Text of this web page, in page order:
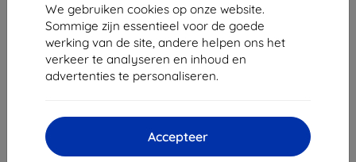
We gebruiken cookies op onze website.
Sommige zijn essentieel voor de goede
werking van de site, andere helpen ons het
verkeer te analyseren en inhoud en
advertenties te personaliseren.
Accepteer
Ulica Rudolfa Mocka 3750/2A
841 04 Bratislava